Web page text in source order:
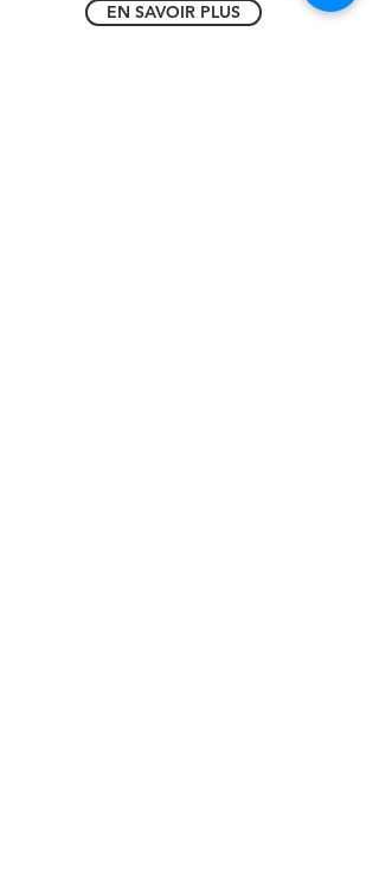
EN SAVOIR PLUS